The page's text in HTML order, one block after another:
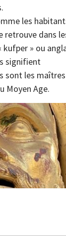
les
retrouve dans
kufper » ou
signifient
sont les
Moyen Age.